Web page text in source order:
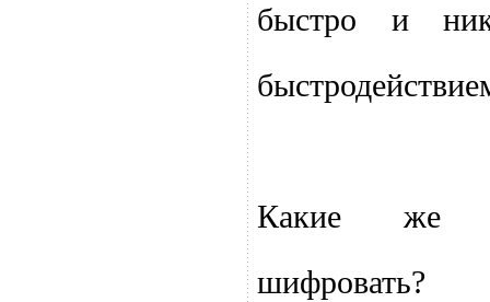
быстро и
Какие же
шифровать?